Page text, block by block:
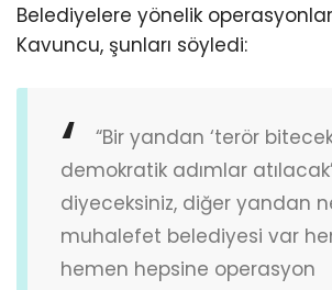
Belediyelere yönelik
Kavuncu, şunları söyledi:
“Bir yandan ‘terör
demokratik adımlar atılacak’
diyeceksiniz, diğer yandan
muhalefet belediyesi var
hemen hepsine operasyon